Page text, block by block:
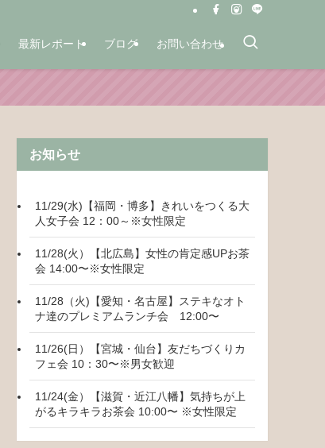
最新レポート ブログ お問い合わせ
お知らせ
11/29(水)【福岡・博多】きれいをつくる大
人女子会 12：00～※女性限定
11/28(火）【北広島】女性の肯定感UPお茶
会 14:00〜※女性限定
11/28（火)【愛知・名古屋】ステキなオト
ナ達のプレミアムランチ会 12:00〜
11/26(日）【宮城・仙台】友だちづくりカ
フェ会 10：30〜※男女歓迎
11/24(金）【滋賀・近江八幡】気持ちが上
がるキラキラお茶会 10:00〜 ※女性限定